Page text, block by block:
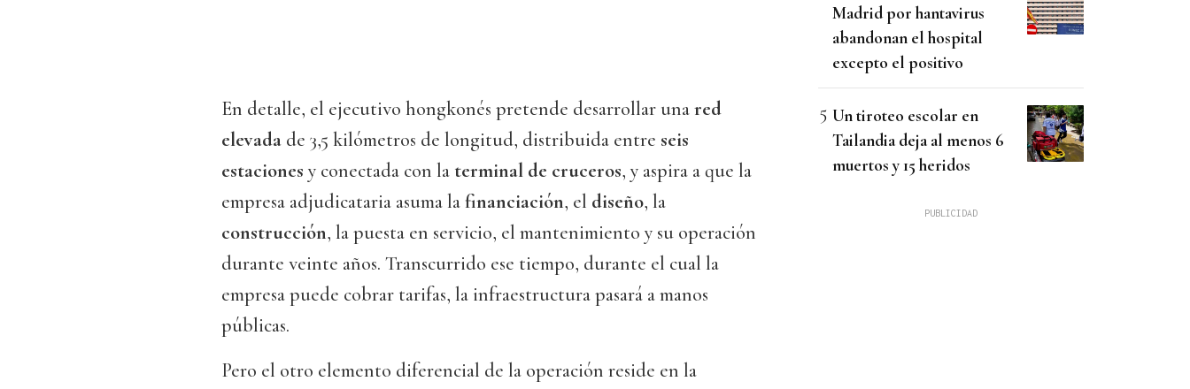
En detalle, el ejecutivo hongkonés pretende desarrollar unared
elevada de 3,5 kilómetros de longitud, distribuida entre seis
estaciones y conectada con la terminal de cruceros, y aspira a que la
empresa adjudicataria asuma lafinanciación, el diseño, la
construcción, la puesta en servicio, el mantenimiento y su operación
durante veinte años. Transcurrido ese tiempo, durante el cual la
empresa puede cobrar tarifas, la infraestructura pasará a manos
públicas.
Pero el otro elemento diferencial de la operación reside en la
Madrid por hantavirus
abandonan el hospital
excepto el positivo
Un tiroteo escolar en
Tailandia deja al menos 6
muertos y 15 heridos